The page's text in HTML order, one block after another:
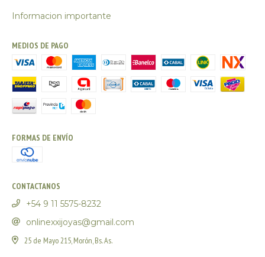
Informacion importante
MEDIOS DE PAGO
FORMAS DE ENVÍO
CONTACTANOS
+54 9 11 5575-8232
onlinexxijoyas@gmail.com
25 de Mayo 215, Morón, Bs. As.